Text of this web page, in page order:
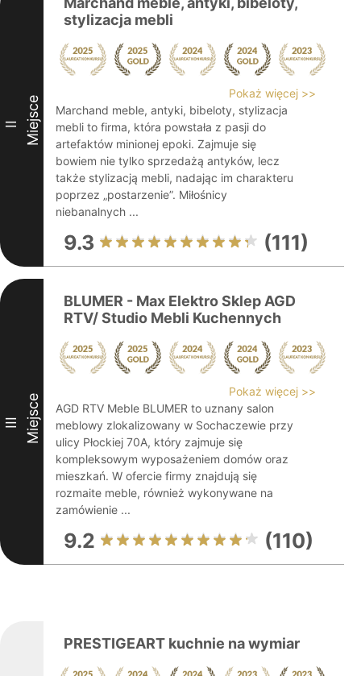
II Miejsce
stylizacja mebli
Pokaż więcej >>
Marchand meble, antyki, bibeloty, stylizacja
mebli to firma, która powstała z pasji do
artefaktów minionej epoki. Zajmuje się
bowiem nie tylko sprzedażą antyków, lecz
także stylizacją mebli, nadając im charakteru
poprzez „postarzenie”. Miłośnicy
niebanalnych ...
9.3 (111)
III Miejsce
BLUMER - Max Elektro Sklep AGD
RTV/ Studio Mebli Kuchennych
Pokaż więcej >>
AGD RTV Meble BLUMER to uznany salon
meblowy zlokalizowany w Sochaczewie przy
ulicy Płockiej 70A, który zajmuje się
kompleksowym wyposażeniem domów oraz
mieszkań. W ofercie firmy znajdują się
rozmaite meble, również wykonywane na
zamówienie ...
9.2 (110)
PRESTIGEART kuchnie na wymiar